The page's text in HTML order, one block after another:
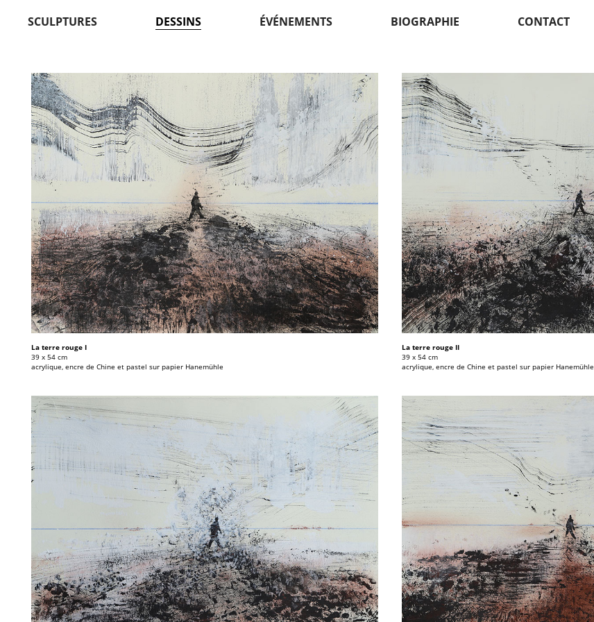
SCULPTURES DESSINS ÉVÉNEMENTS BIOGRAPHIE CONTACT
La terre rouge I
39 x 54 cm
acrylique, encre de Chine et pastel sur papier Hanemühle
La terre rouge II
39 x 54 cm
acrylique, encre de Chine et pastel sur papier Hanemühle